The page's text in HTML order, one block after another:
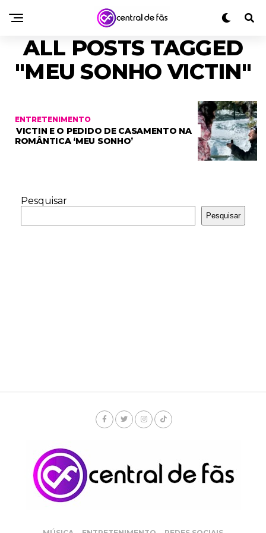
ALL POSTS TAGGED
"MEU SONHO VICTIN"
ENTRETENIMENTO
VICTIN E O PEDIDO DE CASAMENTO NA
ROMÂNTICA ‘MEU SONHO’
Pesquisar
Pesquisar